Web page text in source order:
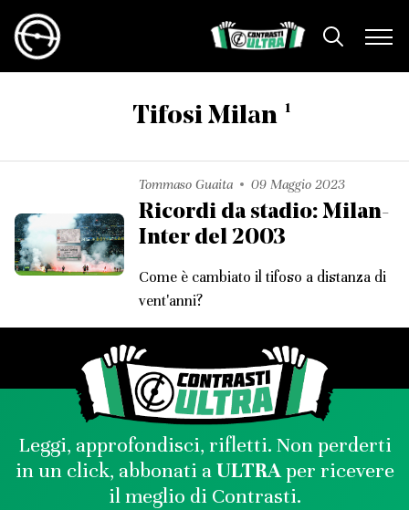
Tifosi Milan 1
Tommaso Guaita 09 Maggio 2023
Ricordi da stadio: Milan-
Inter del 2003
Come è cambiato il tifoso a distanza di
vent'anni?
Leggi, approfondisci, rifletti. Non perderti
in un click, abbonati aULTRAper ricevere
il meglio di Contrasti.